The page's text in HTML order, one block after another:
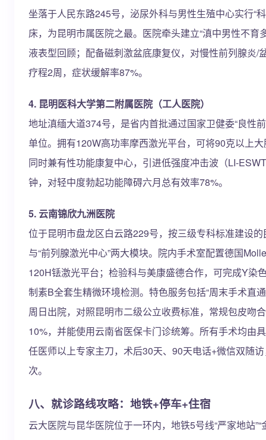
坐落于人民东路245号，泌尿外科与男性生殖中心实行“
床，为昆明市属医院之最。医院牵头建立“滇中男性不育
液表型回顾；配备磁刺激盆底康复仪，对慢性前列腺炎/
疗程2周，症状缓解率87%。
4. 昆明医科大学第二附属医院（工人医院）
地址滇缅大道374号，是省内首批通过国家卫健委“良性
单位。拥有120W高功率摩西激光平台，可将90克以上
同时兼有性功能康复中心，引进低强度冲击波（LI-
钟，对轻中度勃起功能障碍六月总有效率78%。
5. 云南锦欣九洲医院
位于昆明市盘龙区白云路229号，按三级专科标准建设的
与“前列腺激光中心”两大模块。院内手术室配置德国
120H铥激光平台；检验科与美康盛德合作，可完成Y染
制素B全套生精微环境检测。特色服务包括“周末手术直
周日出院，对照昆明市二级公立收费标准，常规包皮吻
10%，并能使用云南省医保卡门诊统筹。所有手术均由
任医师以上专家主刀，术后30天、90天电话+微信双随
次。
八、就诊路线攻略：地铁+停车+住宿
云大医院与昆华医院位于一环内，地铁5号线“严家地站